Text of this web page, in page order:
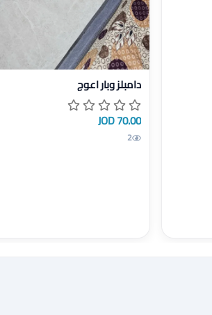
عرض تفاصيل دامبلز وبار اعوج
دامبلز وبار اعوج
70.00 JOD
2